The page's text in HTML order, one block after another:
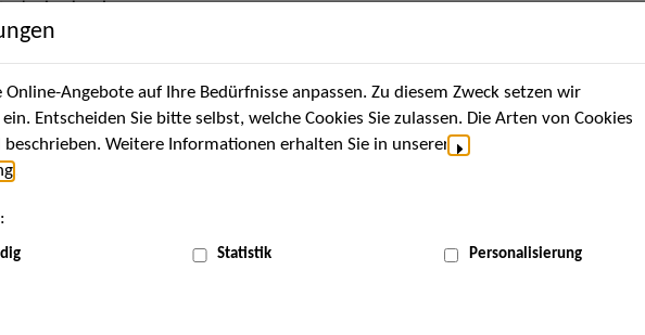
Künstler*innen Über uns Aktuelles Termine Portfolio
MENÜ
Angebote auf Ihre Bedürfnisse anpassen. Zu diesem Zweck setzen wir
Entscheiden Sie bitte selbst, welche Cookies Sie zulassen. Die Arten von Cookies
Weitere Informationen erhalten Sie in unserer
Statistik Personalisierung